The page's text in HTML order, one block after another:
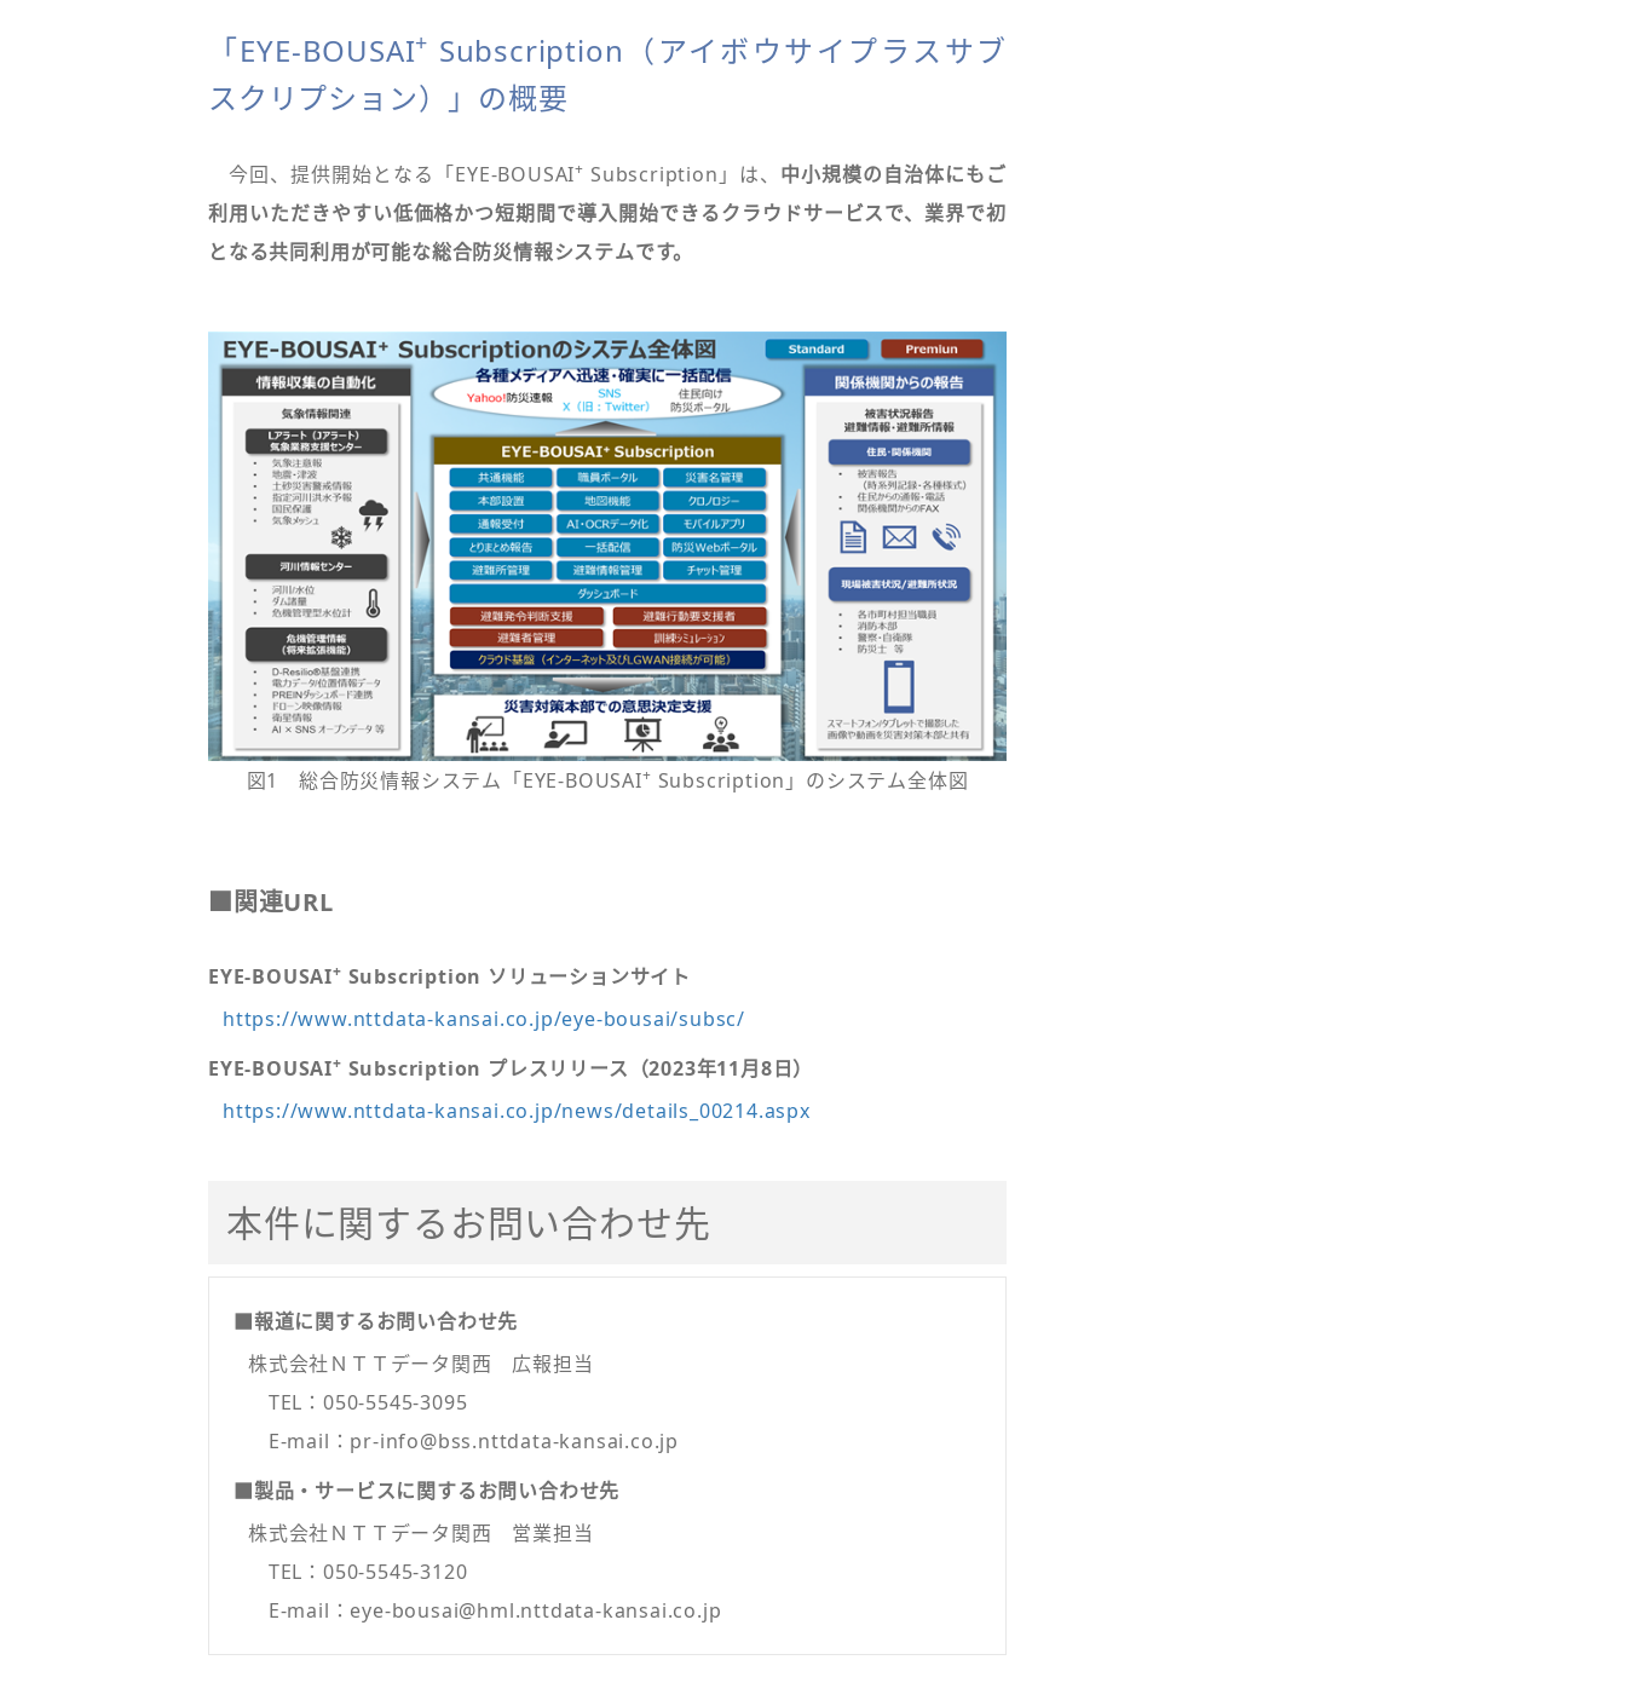
「EYE-BOUSAI+ Subscription（アイボウサイプラスサブ
スクリプション）」の概要
今回、提供開始となる「EYE-BOUSAI+ Subscription」は、 中小規模の自治体にもご
利用いただきやすい低価格かつ短期間で導入開始できるクラウドサービスで、業界で初
となる共同利用が可能な総合防災情報システムです。
図1 総合防災情報システム「EYE-BOUSAI+ Subscription」のシステム全体図
■関連URL
EYE-BOUSAI+ Subscription ソリューションサイト
https://www.nttdata-kansai.co.jp/eye-bousai/subsc/
EYE-BOUSAI+ Subscription プレスリリース（2023年11月8日）
https://www.nttdata-kansai.co.jp/news/details_00214.aspx
本件に関するお問い合わせ先
■報道に関するお問い合わせ先
株式会社ＮＴＴデータ関西 広報担当
TEL：050-5545-3095
E-mail：pr-info@bss.nttdata-kansai.co.jp
■製品・サービスに関するお問い合わせ先
株式会社ＮＴＴデータ関西 営業担当
TEL：050-5545-3120
E-mail：eye-bousai@hml.nttdata-kansai.co.jp